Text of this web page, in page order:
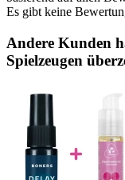
Es gibt keine
Andere Kunden
Spielzeugen